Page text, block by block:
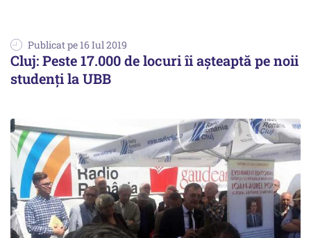
Publicat pe 16 Iul 2019
Cluj: Peste 17.000 de locuri îi aşteaptă pe noii
studenţi la UBB